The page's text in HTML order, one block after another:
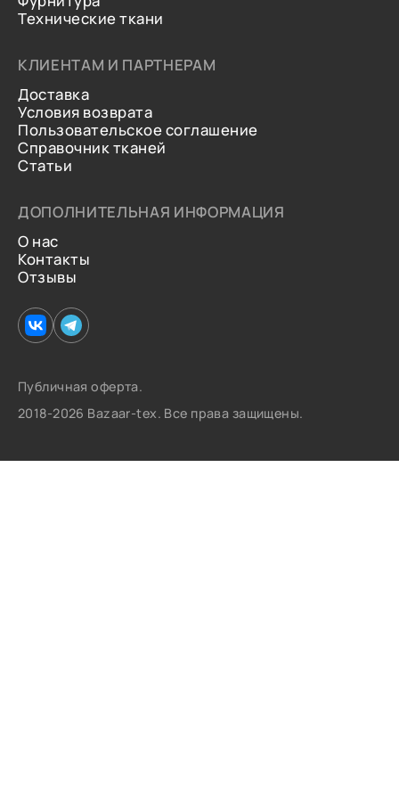
Технические ткани
КЛИЕНТАМ И ПАРТНЕРАМ
Доставка
Условия возврата
Пользовательское соглашение
Справочник тканей
Статьи
ДОПОЛНИТЕЛЬНАЯ ИНФОРМАЦИЯ
О нас
Контакты
Отзывы
Публичная оферта.
2018-2026 Bazaar-tex. Все права защищены.